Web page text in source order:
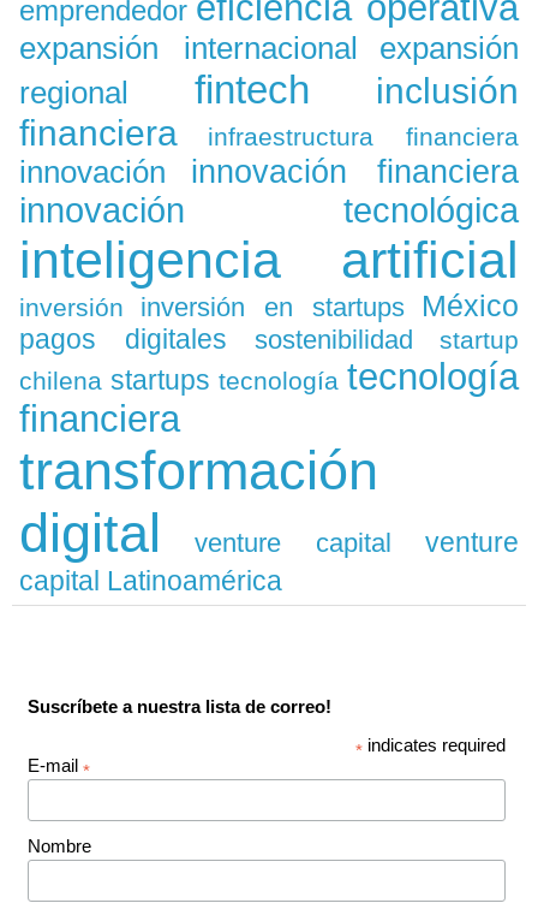
emprendedor
expansión internacional
expansión
regional
fintech
inclusión
financiera
infraestructura financiera
innovación innovación financiera
innovación tecnológica
inteligencia artificial
inversión inversión en startups México
pagos digitales sostenibilidad
startup
chilena startups tecnología tecnología
financiera
transformación
digital
venture capital
venture
capital Latinoamérica
Suscríbete a nuestra lista de correo!
* indicates required
E-mail *
Nombre